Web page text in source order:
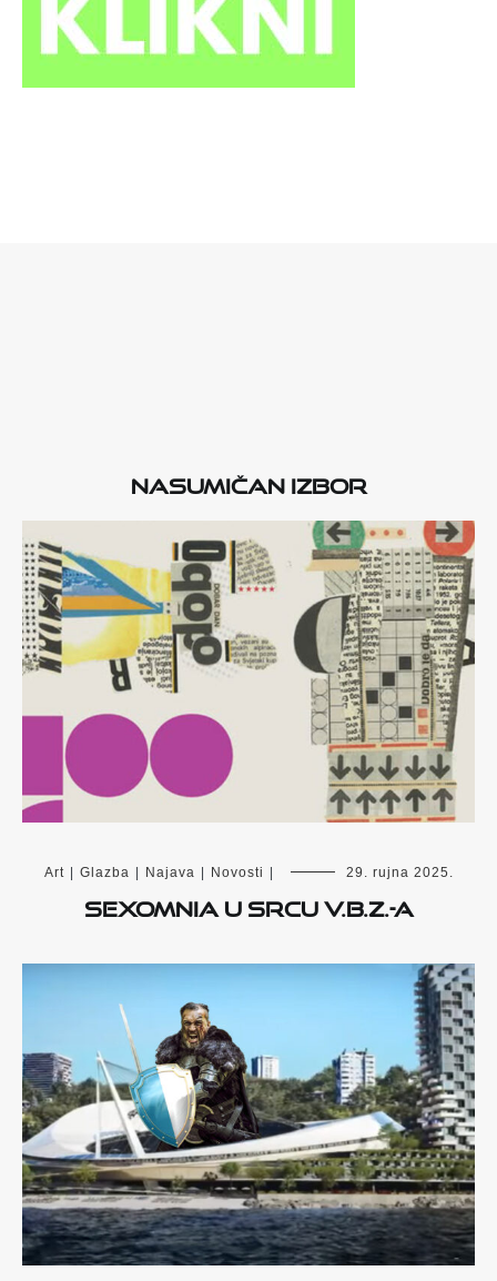
Nasumičan izbor
Art Glazba Najava Novosti 29. rujna 2025.
Sexomnia u Srcu V.B.Z.-a